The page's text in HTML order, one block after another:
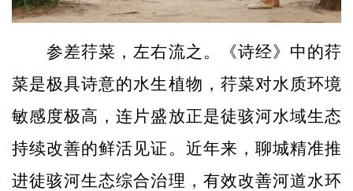
参差荇菜，左右流之。《诗经》中的荇
菜是极具诗意的水生植物，荇菜对水质环境
敏感度极高，连片盛放正是徒骇河水域生态
持续改善的鲜活见证。近年来，聊城精准推
进徒骇河生态综合治理，有效改善河道水环